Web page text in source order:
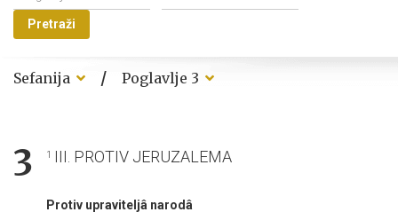
Pretraži
Sefanija / Poglavlje 3
3 1 III. PROTIV JERUZALEMA
Protiv upraviteljâ narodâ